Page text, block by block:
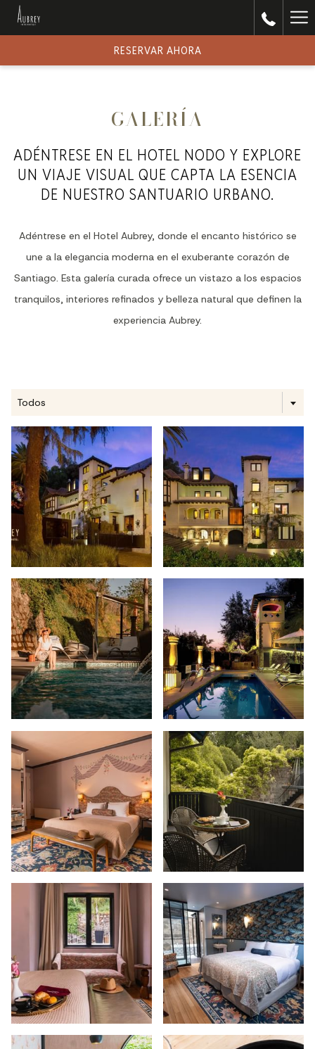
RESERVAR AHORA
GALERÍA
ADÉNTRESE EN EL HOTEL NODO Y EXPLORE
UN VIAJE VISUAL QUE CAPTA LA ESENCIA
DE NUESTRO SANTUARIO URBANO.
Adéntrese en el Hotel Aubrey, donde el encanto histórico se
une a la elegancia moderna en el exuberante corazón de
Santiago. Esta galería curada ofrece un vistazo a los espacios
tranquilos, interiores refinados y belleza natural que definen la
experiencia Aubrey.
Todos